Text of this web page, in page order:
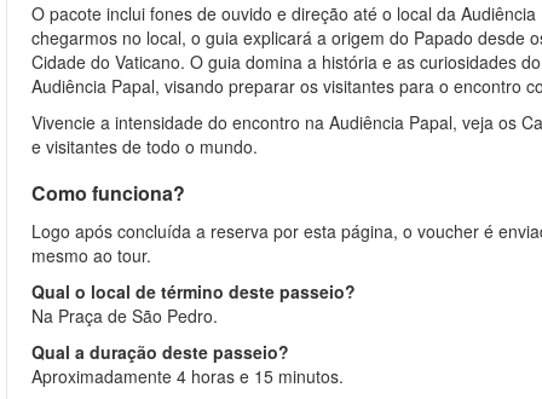
O pacote inclui fones de ouvido e direção até o local da
chegarmos no local, o guia explicará a origem do Papado desde
Cidade do Vaticano. O guia domina a história e as curiosidades
Audiência Papal, visando preparar os visitantes para o encontro
Vivencie a intensidade do encontro na Audiência Papal, veja os
e visitantes de todo o mundo.
Como funciona?
Logo após concluída a reserva por esta página, o voucher é
mesmo ao tour.
Qual o local de término deste passeio?
Na Praça de São Pedro.
Qual a duração deste passeio?
Aproximadamente 4 horas e 15 minutos.